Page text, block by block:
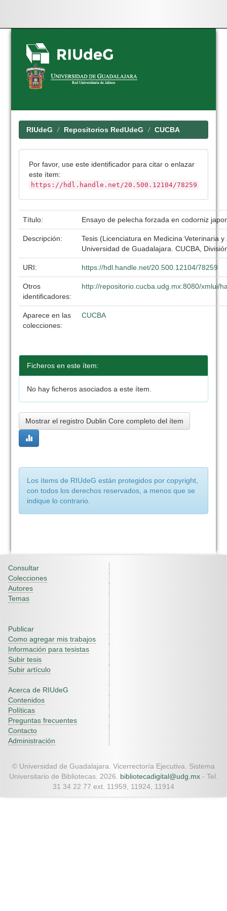
Skip
navigation
RIUdeG Repositorios RedUdeG CUCBA
Por favor, use este identificador para citar o enlazar
este ítem:
https://hdl.handle.net/20.500.12104/78259
Título: Ensayo de pelecha forzada en codorniz
Descripción:
Tesis (Licenciatura en Medicina Veterinaria
Universidad de Guadalajara. CUCBA,
URI: https://hdl.handle.net/20.500.12104/78259
Otros
identificadores:
http://repositorio.cucba.udg.mx:8080/xmlui/
Aparece en las
colecciones:
CUCBA
Ficheros en este ítem:
No hay ficheros asociados a este ítem.
Mostrar el registro Dublin Core completo del ítem
Los ítems de RIUdeG están protegidos por copyright,
con todos los derechos reservados, a menos que se
indique lo contrario.
Consultar
Colecciones
Autores
Temas
Publicar
Como agregar mis trabajos
Información para tesistas
Subir tesis
Subir artículo
Acerca de RIUdeG
Contenidos
Políticas
Preguntas frecuentes
Contacto
Administración
© Universidad de Guadalajara. Vicerrectoría Ejecutiva. Sistema
Universitario de Bibliotecas. 2026. bibliotecadigital@udg.mx - Tel.
31 34 22 77 ext. 11959, 11924, 11914